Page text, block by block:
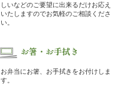
しいなどのご要望に出来るだけお応え
いたしますのでお気軽のご相談くださ
い。
お箸・お手拭き
お弁当にお箸、お手拭きをお付けしま
す。